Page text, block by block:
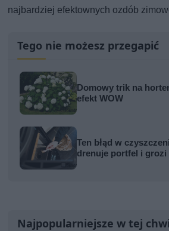
najbardziej efektownych ozdób
Tego nie możesz przegapić
Domowy trik na
efekt WOW
Ten błąd w
drenuje portfel i grozi
Najpopularniejsze w tej